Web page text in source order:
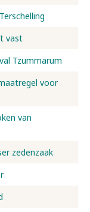
vast
Tzummarum
voor
van
zedenzaak